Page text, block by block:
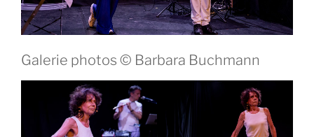
Galerie photos © Barbara Buchmann